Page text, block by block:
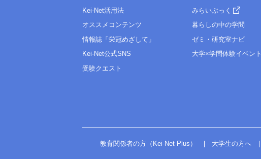
Kei-Net活用法
オススメコンテンツ
情報誌「栄冠めざして」
Kei-Net公式SNS
受験クエスト
みらいぶっく
暮らしの中の学問
ゼミ・研究室ナビ
大学×学問体験イベント
教育関係者の方（Kei-Net Plus） 大学生の方へ